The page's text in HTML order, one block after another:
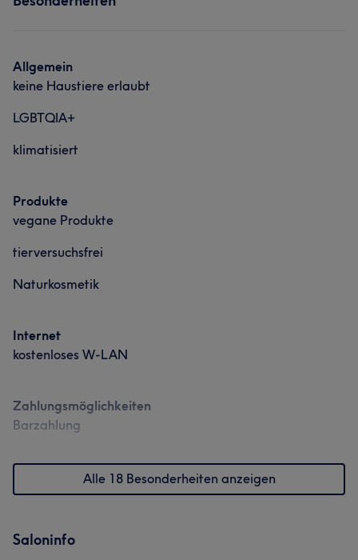
Allgemein
keine Haustiere erlaubt
LGBTQIA+
klimatisiert
Produkte
vegane Produkte
tierversuchsfrei
Naturkosmetik
Internet
kostenloses W-LAN
Zahlungsmöglichkeiten
Barzahlung
Alle 18 Besonderheiten anzeigen
Saloninfo